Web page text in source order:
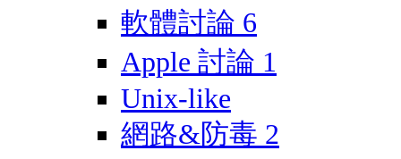
軟體討論 6
Apple 討論 1
Unix-like
網路&防毒 2